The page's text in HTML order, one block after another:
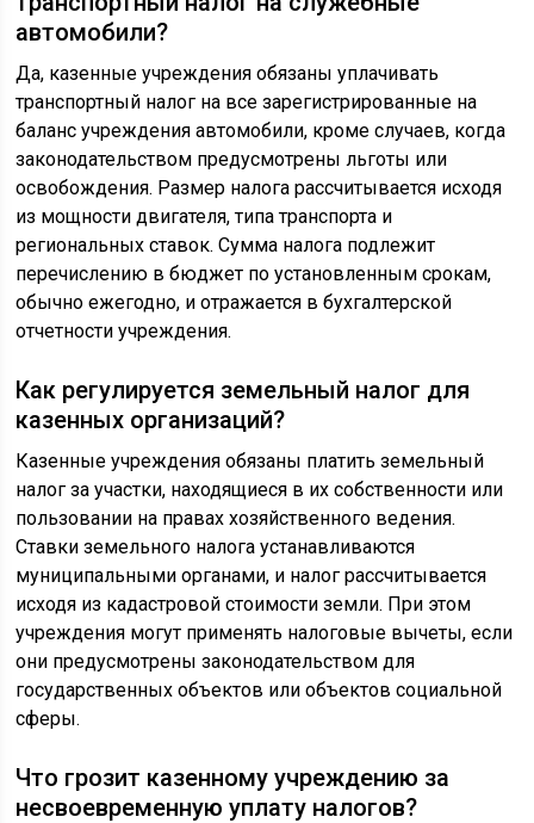
автомобили?
Да, казенные учреждения обязаны уплачивать
транспортный налог на все зарегистрированные на
баланс учреждения автомобили, кроме случаев, когда
законодательством предусмотрены льготы или
освобождения. Размер налога рассчитывается исходя
из мощности двигателя, типа транспорта и
региональных ставок. Сумма налога подлежит
перечислению в бюджет по установленным срокам,
обычно ежегодно, и отражается в бухгалтерской
отчетности учреждения.
Как регулируется земельный налог для
казенных организаций?
Казенные учреждения обязаны платить земельный
налог за участки, находящиеся в их собственности или
пользовании на правах хозяйственного ведения.
Ставки земельного налога устанавливаются
муниципальными органами, и налог рассчитывается
исходя из кадастровой стоимости земли. При этом
учреждения могут применять налоговые вычеты, если
они предусмотрены законодательством для
государственных объектов или объектов социальной
сферы.
Что грозит казенному учреждению за
несвоевременную уплату налогов?